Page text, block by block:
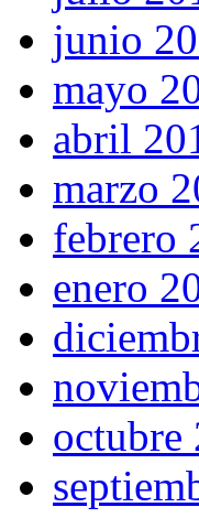
junio
mayo
abril
marzo
febrero
enero
octubre